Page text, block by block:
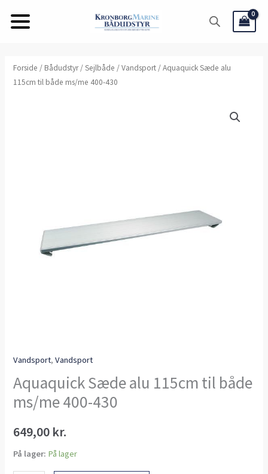
Forside / Bådudstyr/Sejlbåde /Vandsport / Aquaquick Sæde alu
115cm til både ms/me 400-430
Vandsport,Vandsport
Aquaquick Sæde alu 115cm til både
ms/me 400-430
649,00 kr.
På lager: På lager
Aquaquick
Sæde